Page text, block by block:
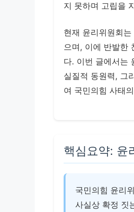
지 못하며 고립을
현재 윤리위원회
으며, 이에 반발한
다. 이번 글에서는
실질적 동원력, 그
여 국민의힘 사태
핵심요약: 윤
국민의힘 윤리
사실상 확정 짓